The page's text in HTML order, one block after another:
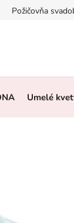
Požičovňa
Umelé